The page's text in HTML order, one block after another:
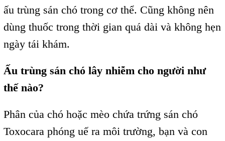
ấu trùng sán chó trong cơ thể. Cũng không nên
dùng thuốc trong thời gian quá dài và không hẹn
ngày tái khám.
Ấu trùng sán chó lây nhiễm cho người như
thế nào?
Phân của chó hoặc mèo chứa trứng sán chó
Toxocara phóng uế ra môi trường, bạn và con